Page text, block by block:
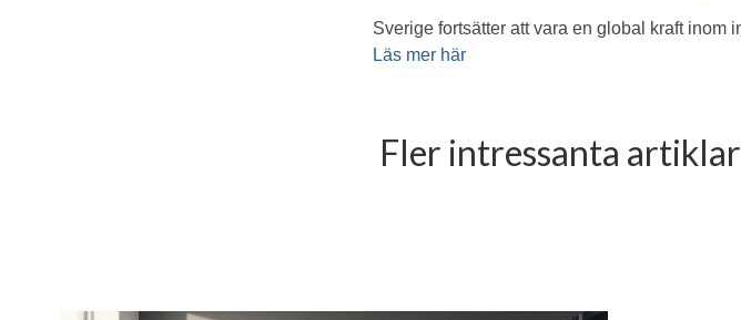
Sverige fortsätter att vara en global kraft inom
Läs mer här
Fler intressanta